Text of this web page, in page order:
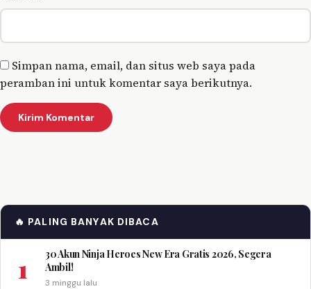
Simpan nama, email, dan situs web saya pada
peramban ini untuk komentar saya berikutnya.
🔥 PALING BANYAK DIBACA
1
30 Akun Ninja Heroes New Era Gratis 2026, Segera
Ambil!
3 minggu lalu